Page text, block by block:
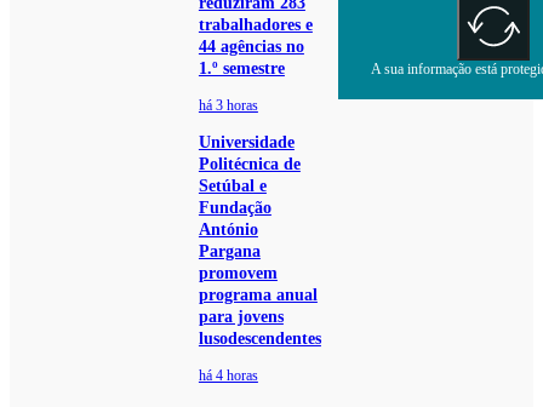
trabalhadores e
44 agências no
1.º semestre
há 3 horas
Universidade
Politécnica de
Setúbal e
Fundação
António
Pargana
promovem
programa anual
para jovens
lusodescendentes
há 4 horas
A sua informação está